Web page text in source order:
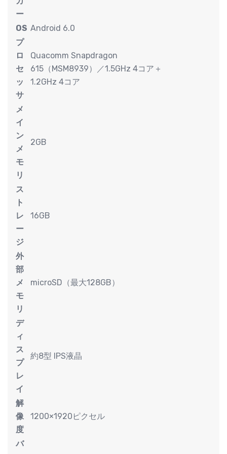
ー
OS Android 6.0
プ
ロ
セ
ッ
サ
Quacomm Snapdragon
615（MSM8939）／1.5GHz 4コア＋
1.2GHz 4コア
メ
イ
ン
メ
モ
リ
2GB
ス
ト
レ
ー
ジ
16GB
外
部
メ
モ
リ
microSD（最大128GB）
デ
ィ
ス
プ
レ
イ
約8型 IPS液晶
解
像
度
1200×1920ピクセル
バ